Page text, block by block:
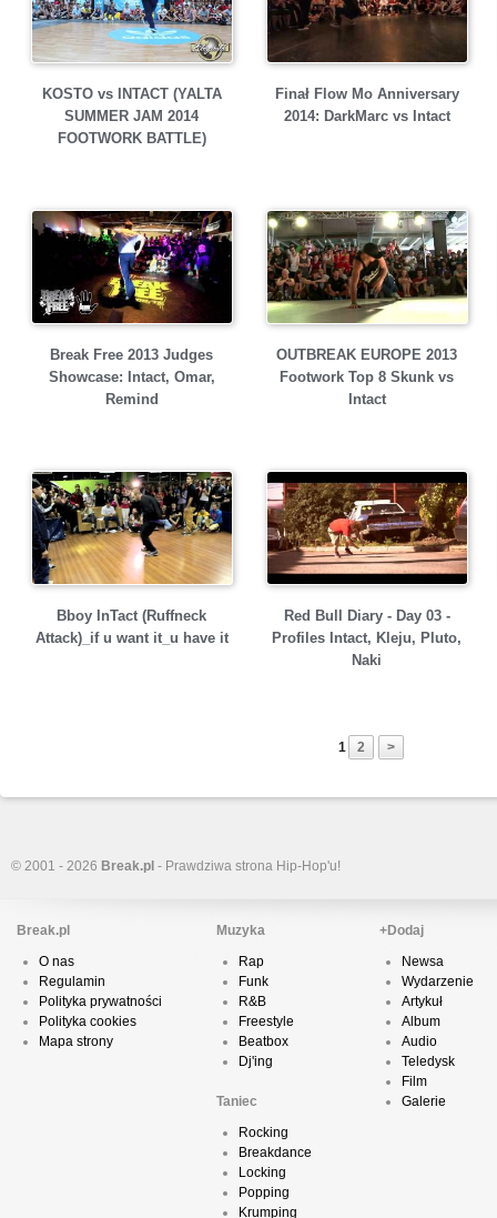
KOSTO vs INTACT (YALTA
SUMMER JAM 2014
FOOTWORK BATTLE)
Finał Flow Mo Anniversary
2014: DarkMarc vs Intact
Break Free 2013 Judges
Showcase: Intact, Omar,
Remind
OUTBREAK EUROPE 2013
Footwork Top 8 Skunk vs
Intact
Bboy InTact (Ruffneck
Attack)_if u want it_u have it
Red Bull Diary - Day 03 -
Profiles Intact, Kleju, Pluto,
Naki
1 2 >
© 2001 - 2026 Break.pl - Prawdziwa strona Hip-Hop'u!
Break.pl
O nas
Regulamin
Polityka prywatności
Polityka cookies
Mapa strony
Muzyka
Rap
Funk
R&B
Freestyle
Beatbox
Dj'ing
Taniec
Rocking
Breakdance
Locking
Popping
Krumping
+Dodaj
Newsa
Wydarzenie
Artykuł
Album
Audio
Teledysk
Film
Galerie